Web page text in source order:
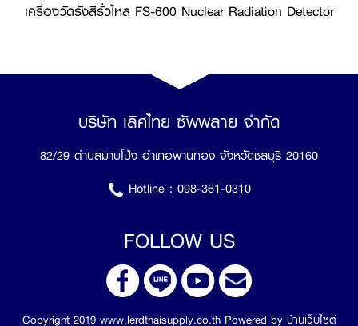
เครื่องวัดรังสีรั่วไหล FS-600 Nuclear Radiation Detector
บริษัท เลิศไทย ซัพพลาย จำกัด
82/29 ตำบลมาบโป่ง อำเภอพานทอง จังหวัดชลบุรี 20160
Hotline : 098-361-0310
FOLLOW US
Copyright 2019 www.lerdthaisupply.co.th Powered by บ้านเว็บไซต์